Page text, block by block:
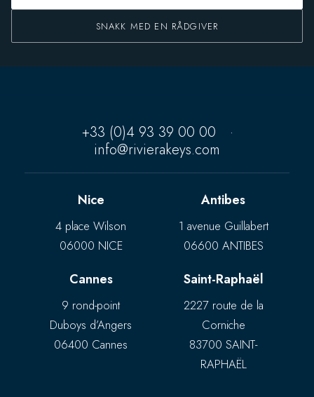
SNAKK MED EN RÅDGIVER
+33 (0)4 93 39 00 00
·
info@rivierakeys.com
Nice
4 place Wilson
06000 NICE
Antibes
1 avenue Guillabert
06600 ANTIBES
Cannes
9 rond-point
Duboys d’Angers
06400 Cannes
Saint-Raphaël
2227 route de la
Corniche
83700 SAINT-
RAPHAËL